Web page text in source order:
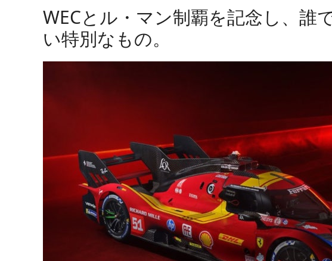
WECとル・マン制覇を記念し、誰
い特別なもの。